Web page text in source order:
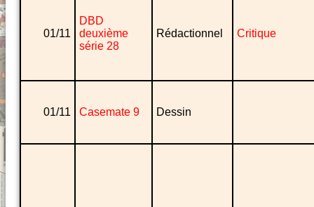
01/11
DBD
deuxième
série 28
Rédactionnel Critique
01/11 Casemate 9 Dessin